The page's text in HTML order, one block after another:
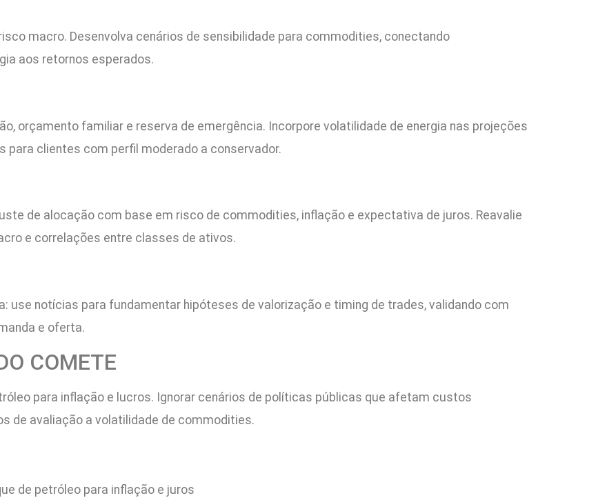
macro. Desenvolva cenários de sensibilidade para commodities, conectando
aos retornos esperados.
orçamento familiar e reserva de emergência. Incorpore volatilidade de energia nas projeções
clientes com perfil moderado a conservador.
de alocação com base em risco de commodities, inflação e expectativa de juros. Reavalie
e correlações entre classes de ativos.
use notícias para fundamentar hipóteses de valorização e timing de trades, validando com
e oferta.
COMETE
para inflação e lucros. Ignorar cenários de políticas públicas que afetam custos
de avaliação a volatilidade de commodities.
de petróleo para inflação e juros